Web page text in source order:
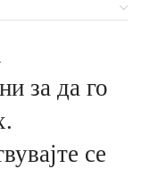
за да го
се